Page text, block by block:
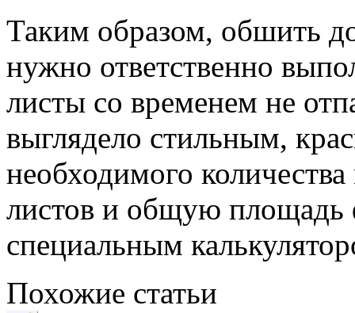
Таким образом, обшить
нужно ответственно
листы со временем не
выглядело стильным,
необходимого
листов и общую площадь
специальным
Похожие статьи